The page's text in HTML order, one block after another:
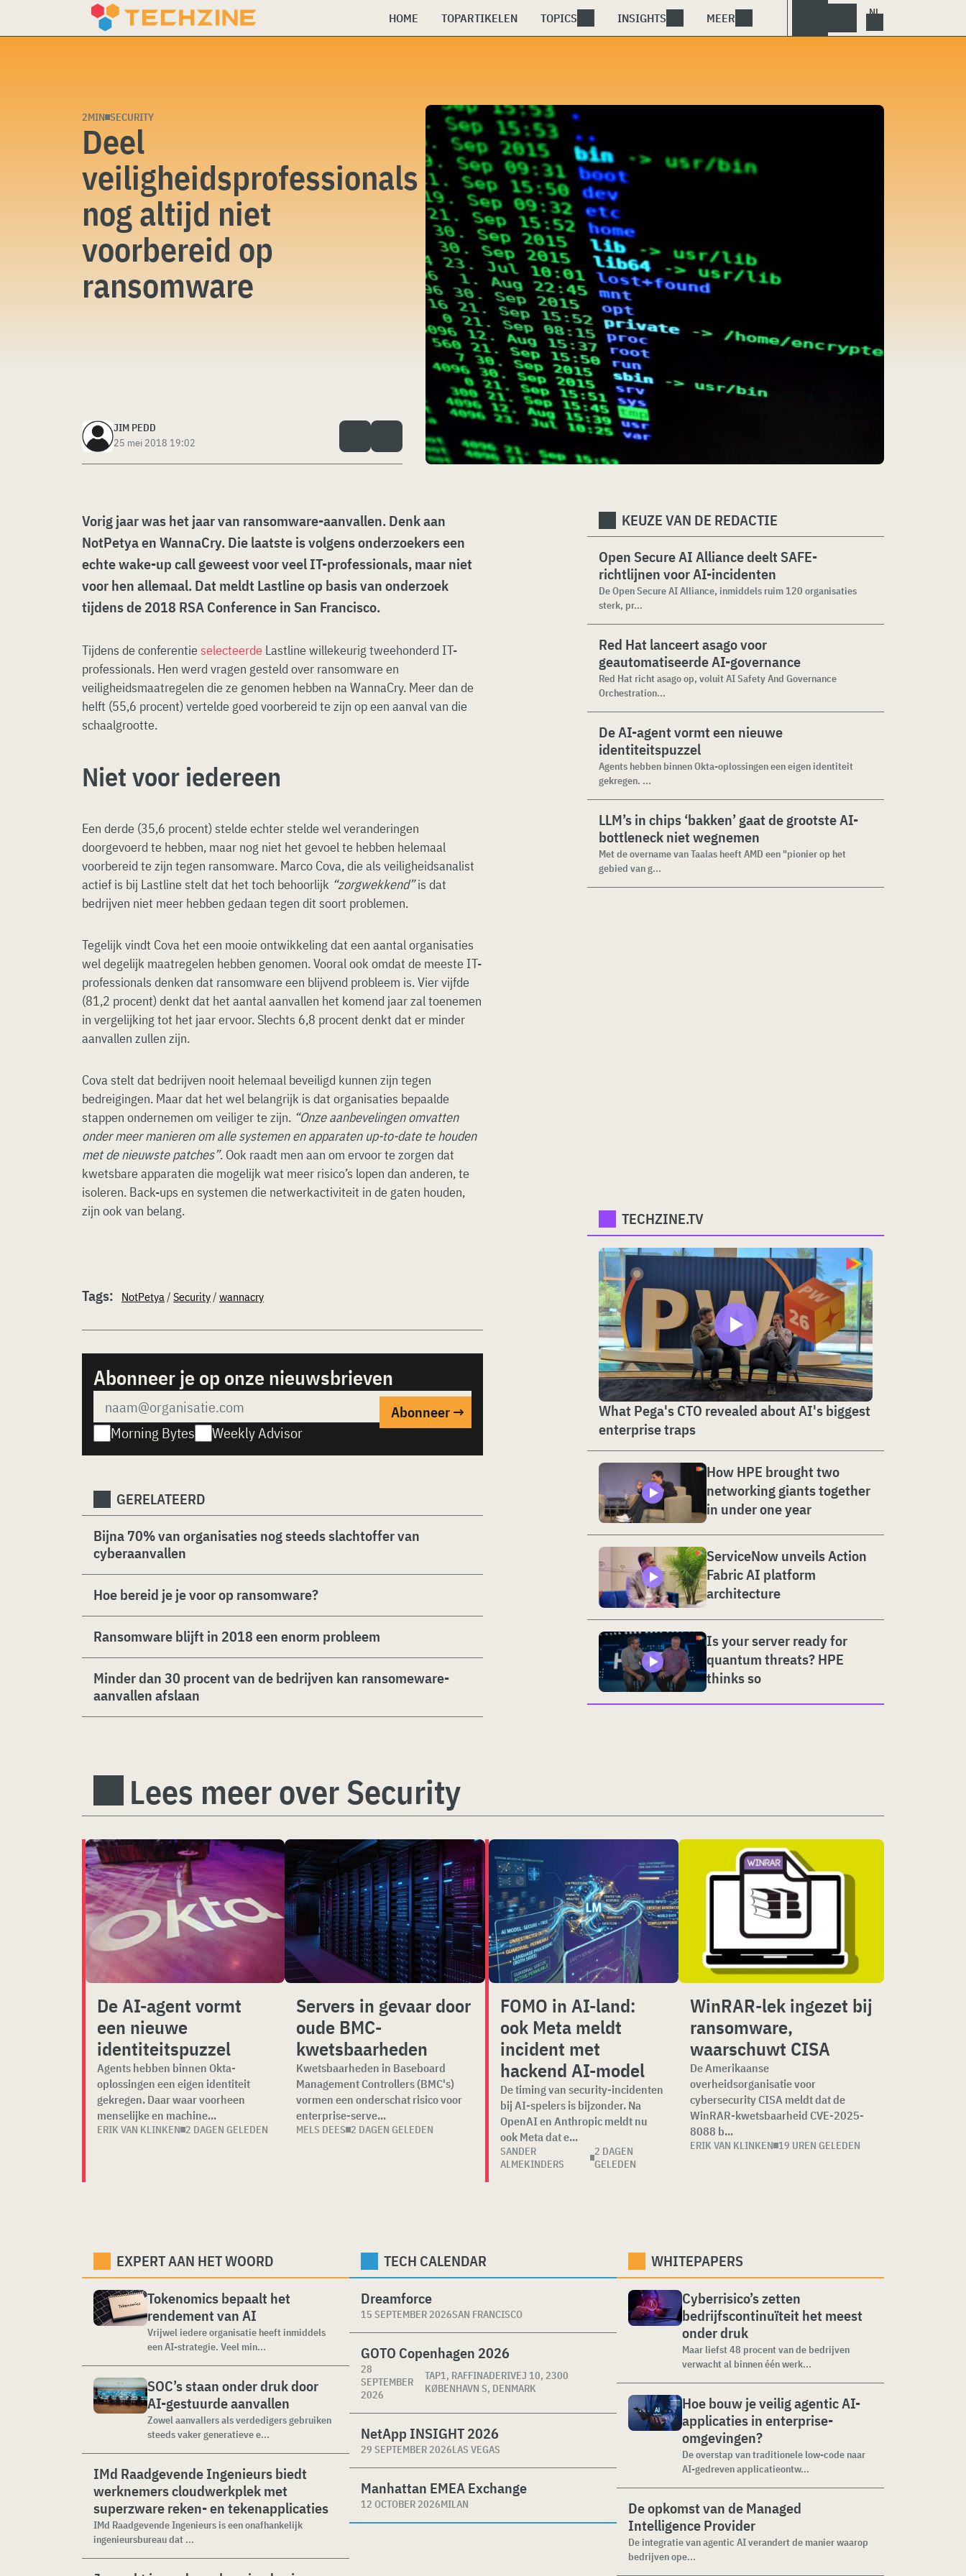
HOME TOPARTIKELEN TOPICS INSIGHTS MEER
2MIN SECURITY
Deel
veiligheidsprofessionals
nog altijd niet
voorbereid op
ransomware
JIM PEDD
25 mei 2018 19:02
Vorig jaar was het jaar van ransomware-aanvallen. Denk aan
NotPetya en WannaCry. Die laatste is volgens onderzoekers een
echte wake-up call geweest voor veel IT-professionals, maar niet
voor hen allemaal. Dat meldt Lastline op basis van onderzoek
tijdens de 2018 RSA Conference in San Francisco.
Tijdens de conferentieselecteerde Lastline willekeurig tweehonderd IT-
professionals. Hen werd vragen gesteld over ransomware en
veiligheidsmaatregelen die ze genomen hebben na WannaCry. Meer dan de
helft (55,6 procent) vertelde goed voorbereid te zijn op een aanval van die
schaalgrootte.
Niet voor iedereen
Een derde (35,6 procent) stelde echter stelde wel veranderingen
doorgevoerd te hebben, maar nog niet het gevoel te hebben helemaal
voorbereid te zijn tegen ransomware. Marco Cova, die als veiligheidsanalist
actief is bij Lastline stelt dat het toch behoorlijk “zorgwekkend”is dat
bedrijven niet meer hebben gedaan tegen dit soort problemen.
Tegelijk vindt Cova het een mooie ontwikkeling dat een aantal organisaties
wel degelijk maatregelen hebben genomen. Vooral ook omdat de meeste IT-
professionals denken dat ransomware een blijvend probleem is. Vier vijfde
(81,2 procent) denkt dat het aantal aanvallen het komend jaar zal toenemen
in vergelijking tot het jaar ervoor. Slechts 6,8 procent denkt dat er minder
aanvallen zullen zijn.
Cova stelt dat bedrijven nooit helemaal beveiligd kunnen zijn tegen
bedreigingen. Maar dat het wel belangrijk is dat organisaties bepaalde
stappen ondernemen om veiliger te zijn. “Onze aanbevelingen omvatten
onder meer manieren om alle systemen en apparaten up-to-date te houden
met de nieuwste patches”. Ook raadt men aan om ervoor te zorgen dat
kwetsbare apparaten die mogelijk wat meer risico’s lopen dan anderen, te
isoleren. Back-ups en systemen die netwerkactiviteit in de gaten houden,
zijn ook van belang.
Tags: NotPetya/ Security/ wannacry
Abonneer je op onze nieuwsbrieven
Morning Bytes Weekly Advisor
GERELATEERD
Bijna 70% van organisaties nog steeds slachtoffer van
cyberaanvallen
Hoe bereid je je voor op ransomware?
Ransomware blijft in 2018 een enorm probleem
Minder dan 30 procent van de bedrijven kan ransomeware-
aanvallen afslaan
KEUZE VAN DE REDACTIE
Open Secure AI Alliance deelt SAFE-
richtlijnen voor AI-incidenten
De Open Secure AI Alliance, inmiddels ruim 120 organisaties
sterk, pr...
Red Hat lanceert asago voor
geautomatiseerde AI-governance
Red Hat richt asago op, voluit AI Safety And Governance
Orchestration...
De AI-agent vormt een nieuwe
identiteitspuzzel
Agents hebben binnen Okta-oplossingen een eigen identiteit
gekregen. ...
LLM’s in chips ‘bakken’ gaat de grootste AI-
bottleneck niet wegnemen
Met de overname van Taalas heeft AMD een "pionier op het
gebied van g...
TECHZINE.TV
What Pega's CTO revealed about AI's biggest
enterprise traps
How HPE brought two
networking giants together
in under one year
ServiceNow unveils Action
Fabric AI platform
architecture
Is your server ready for
quantum threats? HPE
thinks so
Lees meer over Security
De AI-agent vormt
een nieuwe
identiteitspuzzel
Agents hebben binnen Okta-
oplossingen een eigen identiteit
gekregen. Daar waar voorheen
menselijke en machine...
ERIK VAN KLINKEN 2 DAGEN GELEDEN
Servers in gevaar door
oude BMC-
kwetsbaarheden
Kwetsbaarheden in Baseboard
Management Controllers (BMC's)
vormen een onderschat risico voor
enterprise-serve...
MELS DEES 2 DAGEN GELEDEN
FOMO in AI-land:
ook Meta meldt
incident met
hackend AI-model
De timing van security-incidenten
bij AI-spelers is bijzonder. Na
OpenAI en Anthropic meldt nu
ook Meta dat e...
SANDER
ALMEKINDERS
2 DAGEN
GELEDEN
WinRAR-lek ingezet bij
ransomware,
waarschuwt CISA
De Amerikaanse
overheidsorganisatie voor
cybersecurity CISA meldt dat de
WinRAR-kwetsbaarheid CVE-2025-
8088 b...
ERIK VAN KLINKEN 19 UREN GELEDEN
EXPERT AAN HET WOORD
Tokenomics bepaalt het
rendement van AI
Vrijwel iedere organisatie heeft inmiddels
een AI-strategie. Veel min...
SOC’s staan onder druk door
AI-gestuurde aanvallen
Zowel aanvallers als verdedigers gebruiken
steeds vaker generatieve e...
IMd Raadgevende Ingenieurs biedt
werknemers cloudwerkplek met
superzware reken- en tekenapplicaties
IMd Raadgevende Ingenieurs is een onafhankelijk
ingenieursbureau dat ...
TECH CALENDAR
Dreamforce
15 SEPTEMBER 2026SAN FRANCISCO
GOTO Copenhagen 2026
28
SEPTEMBER
2026
TAP1, RAFFINADERIVEJ 10, 2300
KØBENHAVN S, DENMARK
NetApp INSIGHT 2026
29 SEPTEMBER 2026LAS VEGAS
Manhattan EMEA Exchange
12 OCTOBER 2026MILAN
WHITEPAPERS
Cyberrisico’s zetten
bedrijfscontinuïteit het meest
onder druk
Maar liefst 48 procent van de bedrijven
verwacht al binnen één werk...
Hoe bouw je veilig agentic AI-
applicaties in enterprise-
omgevingen?
De overstap van traditionele low-code naar
AI-gedreven applicatieontw...
De opkomst van de Managed
Intelligence Provider
De integratie van agentic AI verandert de manier waarop
bedrijven ope...